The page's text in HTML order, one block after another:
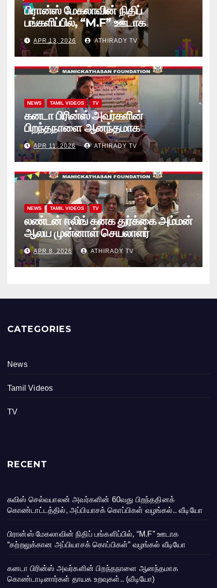
பிரான்ஸ் மேகலாவின் நிதிப்
பங்களிப்பில், “M.F” ஊடாக
“கற்றலுக்கான அப்பியாசக்
கொப்பிகள்” வழங்கல் வீடியோ
APR 13, 2026 ATHIRADY TV
NEWS TAMIL VIDEOS TV
கனடா பிரின்ஸ் அவர்களின்
பிறந்தநாளை ஆனந்தமாக
கொண்டாடினார்கள் தாயக உறவுகள்..
(வீடியோ)
APR 11, 2026 ATHIRADY TV
NEWS TAMIL VIDEOS TV
லண்டன் ஈலிங் கனக துர்க்கை அம்மன்
ஆலய முன்னாள் செயலாளர்
புங்குடுதீவு கண்ணன் பிறந்தநாள்
நிகழ்வு
APR 8, 2026 ATHIRADY TV
CATEGORIES
News
Tamil Videos
TV
RECENT
சுவிஸ் செல்வபாலன் அவர்களின் 60வது பிறந்ததினக்
கொண்டாட்டத்தில், அப்பியாசக் கொப்பிகள் வழங்கல்.. வீடியோ
பிரான்ஸ் மேகலாவின் நிதிப் பங்களிப்பில், “M.F” ஊடாக
“கற்றலுக்கான அப்பியாசக் கொப்பிகள்” வழங்கல் வீடியோ
கனடா பிரின்ஸ் அவர்களின் பிறந்தநாளை ஆனந்தமாக
கொண்டாடினார்கள் தாயக உறவுகள்.. (வீடியோ)